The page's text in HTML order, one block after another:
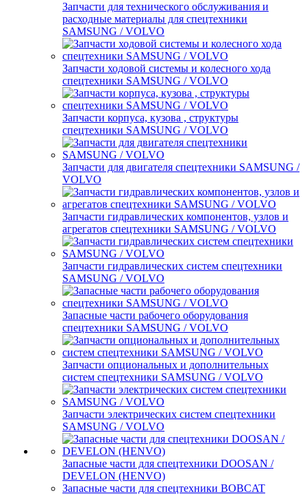
Запчасти для технического обслуживания и
расходные материалы для спецтехники
SAMSUNG / VOLVO
Запчасти ходовой системы и колесного хода
спецтехники SAMSUNG / VOLVO
Запчасти корпуса, кузова , структуры
спецтехники SAMSUNG / VOLVO
Запчасти для двигателя спецтехники SAMSUNG /
VOLVO
Запчасти гидравлических компонентов, узлов и
агрегатов спецтехники SAMSUNG / VOLVO
Запчасти гидравлических систем спецтехники
SAMSUNG / VOLVO
Запасные части рабочего оборудования
спецтехники SAMSUNG / VOLVO
Запчасти опциональных и дополнительных
систем спецтехники SAMSUNG / VOLVO
Запчасти электрических систем спецтехники
SAMSUNG / VOLVO
Запасные части для спецтехники DOOSAN /
DEVELON (HENVO)
Запасные части для спецтехники BOBCAT